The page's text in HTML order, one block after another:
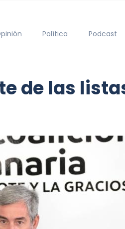
Política Podcast
de las